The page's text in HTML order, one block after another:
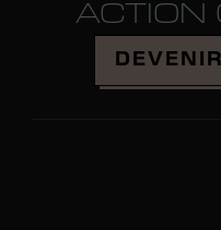
ACTION
Devenir